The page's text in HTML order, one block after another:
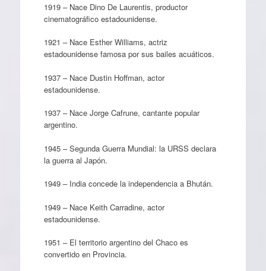
1919 – Nace Dino De Laurentis, productor
cinematográfico estadounidense.
1921 – Nace Esther Williams, actriz
estadounidense famosa por sus bailes acuáticos.
1937 – Nace Dustin Hoffman, actor
estadounidense.
1937 – Nace Jorge Cafrune, cantante popular
argentino.
1945 – Segunda Guerra Mundial: la URSS declara
la guerra al Japón.
1949 – India concede la independencia a Bhután.
1949 – Nace Keith Carradine, actor
estadounidense.
1951 – El territorio argentino del Chaco es
convertido en Provincia.